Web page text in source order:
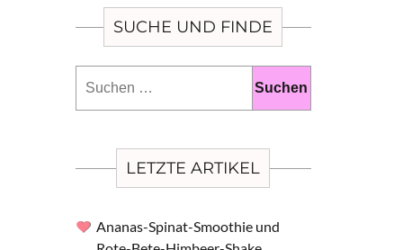
SUCHE UND FINDE
nach:
LETZTE ARTIKEL
Ananas-Spinat-Smoothie und